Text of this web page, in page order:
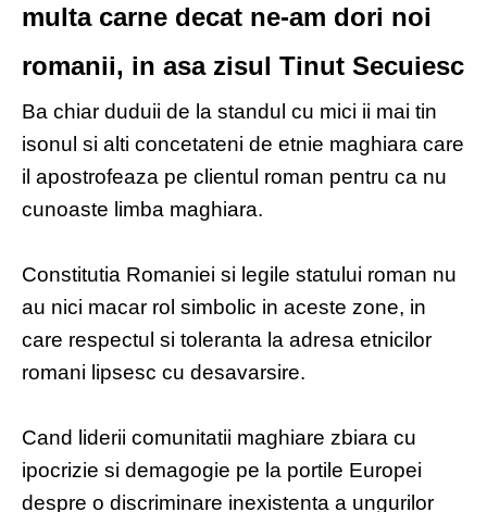
multa carne decat ne-am dori noi
romanii, in asa zisul Tinut Secuiesc
Ba chiar duduii de la standul cu mici ii mai tin
isonul si alti concetateni de etnie maghiara care
il apostrofeaza pe clientul roman pentru ca nu
cunoaste limba maghiara.
Constitutia Romaniei si legile statului roman nu
au nici macar rol simbolic in aceste zone, in
care respectul si toleranta la adresa etnicilor
romani lipsesc cu desavarsire.
Cand liderii comunitatii maghiare zbiara cu
ipocrizie si demagogie pe la portile Europei
despre o discriminare inexistenta a ungurilor